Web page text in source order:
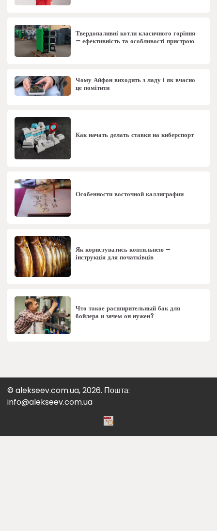
Твердопаливні котли класичного горіння
– ефективність та особливості пристрою
Чому Айфон виходить з ладу і як вчасно
це помітити
Как начать делать ставки на киберспорт
Особенности восточной каллиграфии
Як користуватись коптильнею –
інструкція для початківців
Что такое расширительный бак для
бойлера и зачем он нужен?
© alekseev.com.ua, 2026. Пошта:
info@alekseev.com.ua